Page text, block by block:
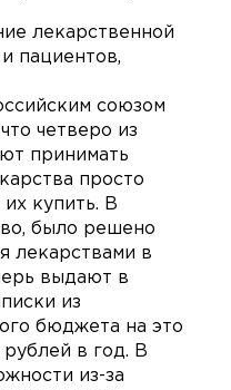
лекарственной
пациентов,
союзом
четверо из
принимать
просто
их купить. В
было решено
лекарствами в
выдают в
из
бюджета на это
в год. В
из-за